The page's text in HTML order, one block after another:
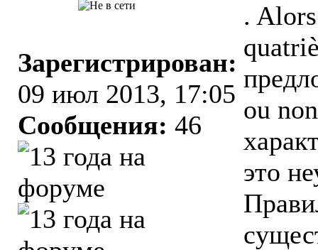
Зарегистрирован:
09 июл 2013, 17:05
Сообщения: 46
.
ou
это